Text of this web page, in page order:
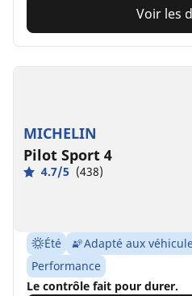
Voir les
MICHELIN
Pilot Sport 4
4.7/5 (438)
Été
Adapté aux
Performance
Le contrôle fait pour durer.